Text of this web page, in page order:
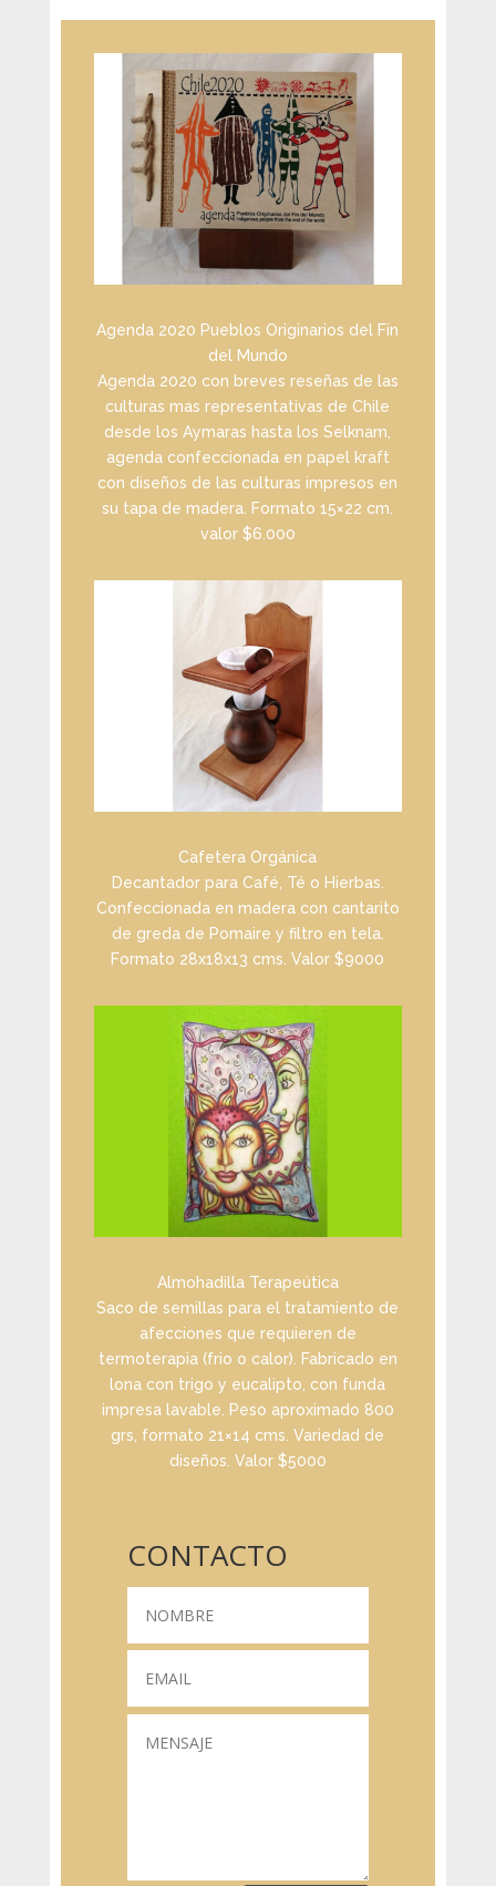
Agenda 2020 Pueblos Originarios del Fin
del Mundo
Agenda 2020 con breves reseñas de las
culturas mas representativas de Chile
desde los Aymaras hasta los Selknam,
agenda confeccionada en papel kraft
con diseños de las culturas impresos en
su tapa de madera. Formato 15×22 cm.
valor $6.000
Cafetera Orgánica
Decantador para Café, Té o Hierbas.
Confeccionada en madera con cantarito
de greda de Pomaire y filtro en tela.
Formato 28x18x13 cms. Valor $9000
Almohadilla Terapeútica
Saco de semillas para el tratamiento de
afecciones que requieren de
termoterapia (frio o calor). Fabricado en
lona con trigo y eucalipto, con funda
impresa lavable. Peso aproximado 800
grs, formato 21×14 cms. Variedad de
diseños. Valor $5000
CONTACTO